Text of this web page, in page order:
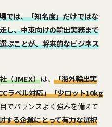
では、「知名度」だけではな
し、中東向けの輸出実務まで
ぶことが、将来的なビジネス
（JMEX）は、 「海外輸出実
ラベル対応」「少ロット10kg
でバランスよく強みを備えて
する企業にとって有力な選択